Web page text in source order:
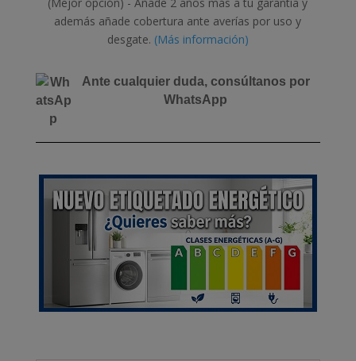
además añade cobertura ante averías por uso y
desgate. (Más información)
Ante cualquier duda, consúltanos por
WhatsApp